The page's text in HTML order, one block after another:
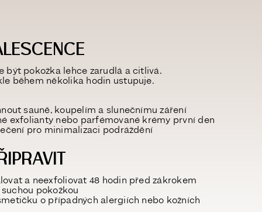
být pokožka lehce zarudlá a citlivá.
během několika hodin ustupuje.
sauně, koupelím a slunečnímu záření
exfolianty nebo parfémované krémy první den
pro minimalizaci podráždění
a neexfoliovat 48 hodin před zákrokem
pokožkou
o případných alergiích nebo kožních